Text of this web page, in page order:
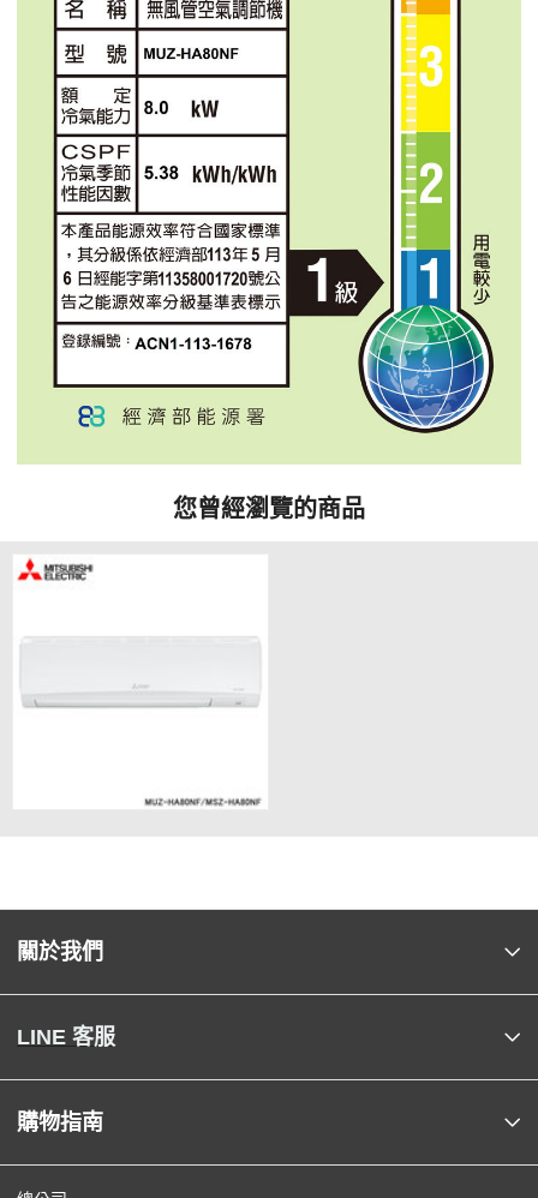
您曾經瀏覽的商品
關於我們
LINE 客服
購物指南